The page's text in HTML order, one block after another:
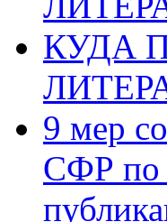
КУДА
9 мер
СФР по